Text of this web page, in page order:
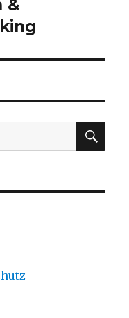
&